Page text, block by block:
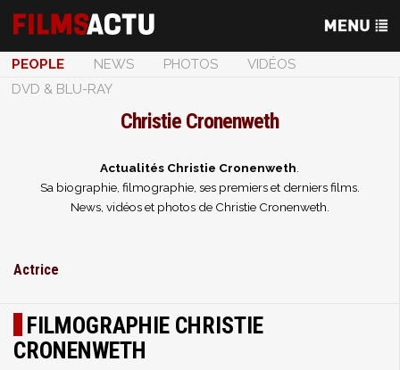
PEOPLE NEWS PHOTOS
VIDÉOS
DVD & BLU-RAY
Christie Cronenweth
Actualités Christie Cronenweth
Sa biographie, filmographie, ses premiers et derniers films.
News, vidéos et photos de Christie Cronenweth.
Actrice
FILMOGRAPHIE CHRISTIE
CRONENWETH